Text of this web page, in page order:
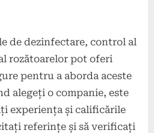
de dezinfectare, control al
rozătoarelor pot oferi
pentru a aborda aceste
alegeți o companie, este
experiența și calificările
referințe și să verificați